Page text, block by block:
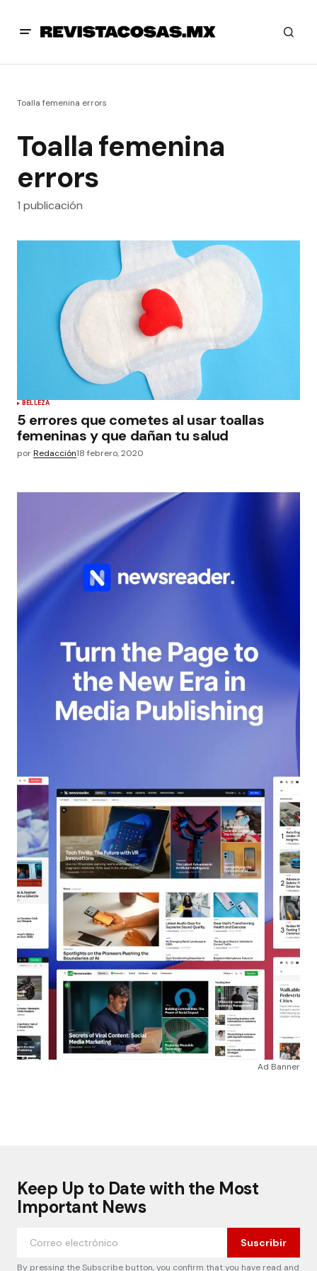
Toalla femenina errors
Toalla femenina
errors
1 publicación
BELLEZA
5 errores que cometes al usar toallas
femeninas y que dañan tu salud
porRedacción18 febrero, 2020
Ad Banner
Keep Up to Date with the Most
Important News
Suscribir
By pressing the Subscribe button, you confirm that you have read and